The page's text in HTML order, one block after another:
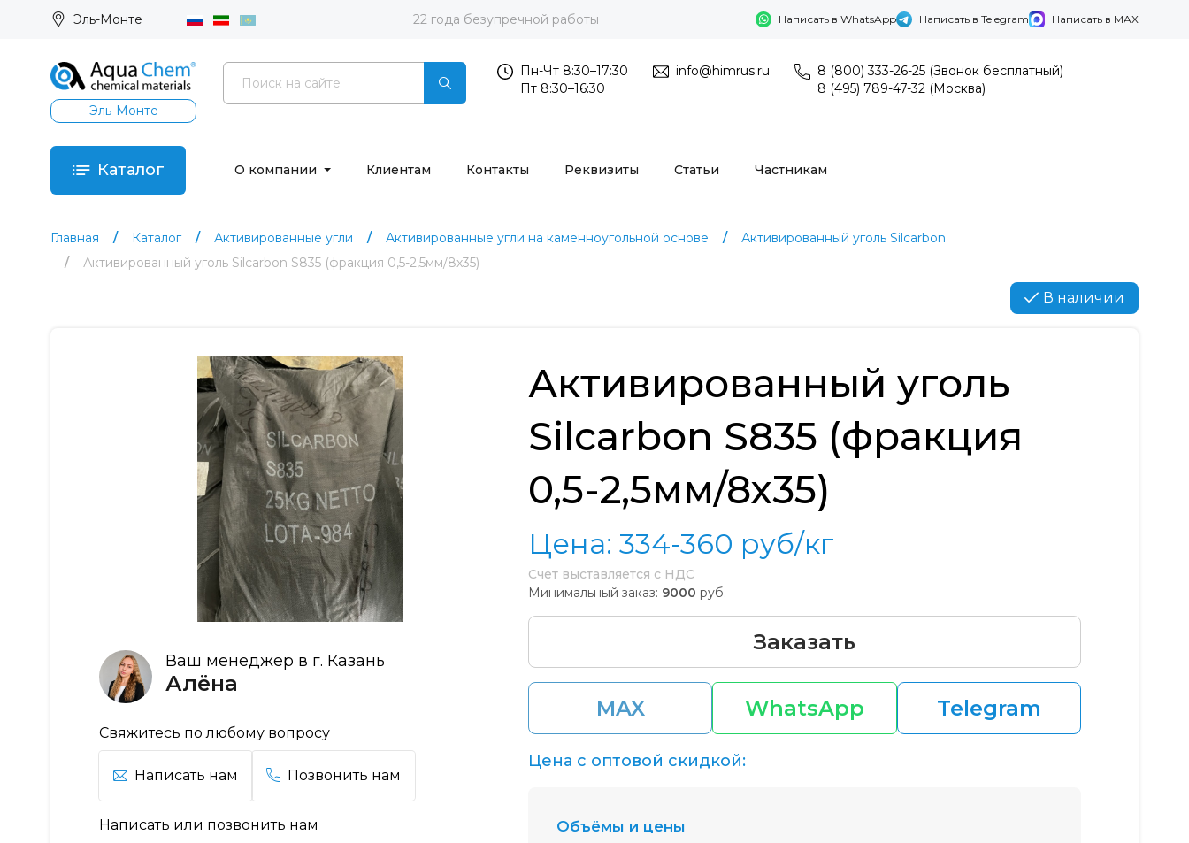
Эль-Монте 22 года безупречной работы Написать в WhatsApp Написать в Telegram Написать в MAX
Эль-Монте
Пн-Чт 8:30–17:30
Пт 8:30–16:30
info@himrus.ru
8 (800) 333-26-25 (Звонок бесплатный)
8 (495) 789-47-32 (Москва)
Каталог О компании Клиентам Контакты Реквизиты Статьи Частникам
Главная Каталог Активированные угли Активированные угли на каменноугольной основе
Активированный уголь Silcarbon
Активированный уголь Silcarbon S835 (фракция 0,5-2,5мм/8х35)
В наличии
Ваш менеджер в г. Казань
Алёна
Свяжитесь по любому вопросу
Написать нам Позвонить нам
Написать или позвонить нам
Активированный уголь
Silcarbon S835 (фракция
0,5-2,5мм/8х35)
Цена: 334-360 руб/кг
Счет выставляется с НДС
Минимальный заказ: 9000 руб.
Заказать
MAX WhatsApp Telegram
Цена с оптовой скидкой:
Объёмы и цены